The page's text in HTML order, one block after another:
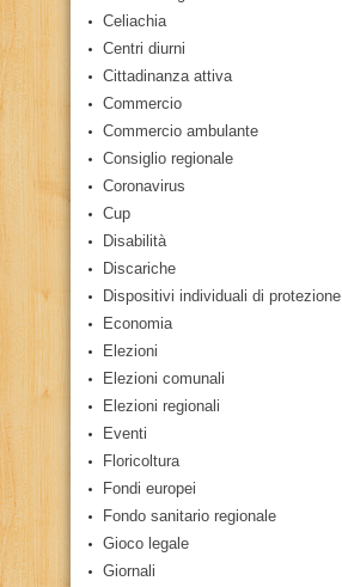
Celiachia
Centri diurni
Cittadinanza attiva
Commercio
Commercio ambulante
Consiglio regionale
Coronavirus
Cup
Disabilità
Discariche
Dispositivi individuali di protezione
Economia
Elezioni
Elezioni comunali
Elezioni regionali
Eventi
Floricoltura
Fondi europei
Fondo sanitario regionale
Gioco legale
Giornali